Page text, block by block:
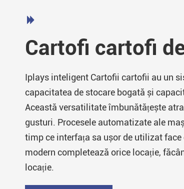
Bubble ceai vând mașină
Mașină de vânzare cremă de mașină de
Cartofi cartofi de masină
Mașină de transport cafea
FAQ
Blog

Cartofi cartofi
Iplays inteligent Cartofii cartofii au un
capacitatea de stocare bogată și
Această versatilitate îmbunătățește
gusturi. Procesele automatizate ale
timp ce interfața sa ușor de utilizat
modern completează orice locație,
locație.